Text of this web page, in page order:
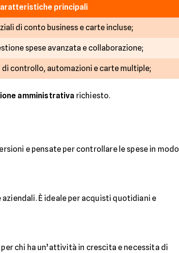
principali
di conto business e carte incluse;
spese avanzata e collaborazione;
controllo, automazioni e carte multiple;
amministrativa richiesto.
e pensate per controllare le spese in modo
È ideale per acquisti quotidiani e
chi ha un’attività in crescita e necessita di